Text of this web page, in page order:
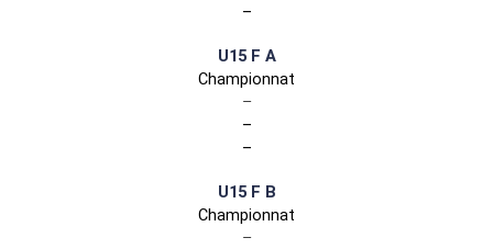
–
U15 F A
Championnat
–
–
–
U15 F B
Championnat
–